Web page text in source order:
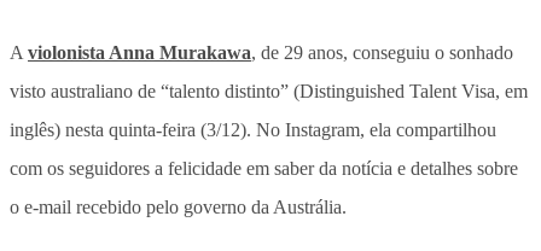
A violonista Anna Murakawa, de 29 anos, conseguiu o sonhado
visto australiano de “talento distinto” (Distinguished Talent Visa, em
inglês) nesta quinta-feira (3/12). No Instagram, ela compartilhou
com os seguidores a felicidade em saber da notícia e detalhes sobre
o e-mail recebido pelo governo da Austrália.